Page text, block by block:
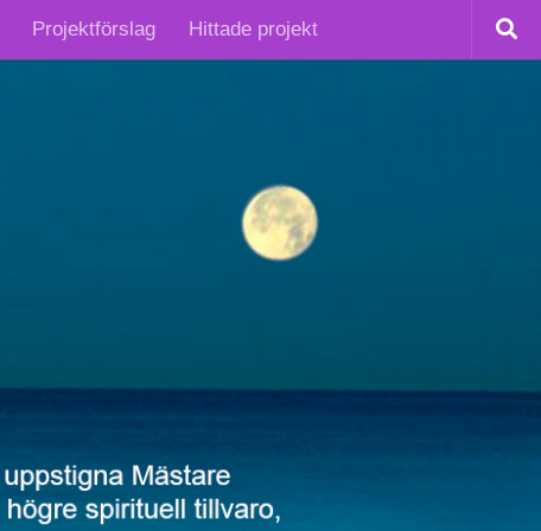
Projektförslag Hittade projekt